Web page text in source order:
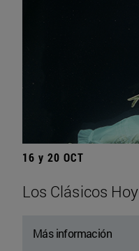
16 y 20 OCT
Los Clásicos Hoy
Más información